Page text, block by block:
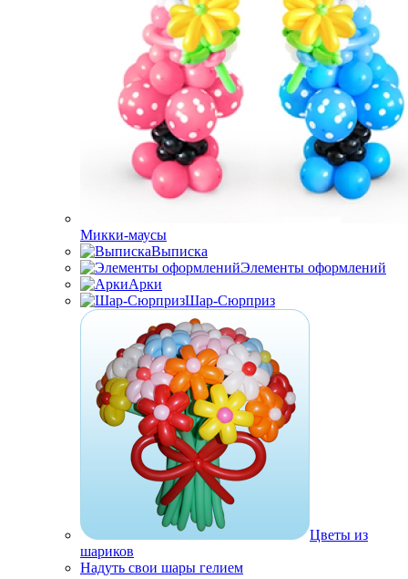
Микки-маусы
Выписка
Элементы оформлений
Арки
Шар-Сюрприз
Цветы из
шариков
Надуть свои шары гелием